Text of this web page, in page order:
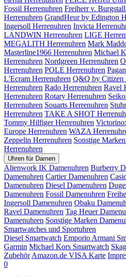
Fossil Herrenuhren Freiherr v.
Herrenuhren GrandHeur by Edington
Ingersoll Herrenuhren Invicta
LANDWIN Herrenuhren LIGE
MEGALITH Herrenuhren Mark
Masterline1966 Herrenuhren Michael
Herrenuhren Nordgreen Herrenuhren
Herrenuhren POLE Herrenuhren
L'Ecram Herrenuhren Q&Q by Citizen
Herrenuhren Rado Herrenuhren Ravel
Herrenuhren Rotary Herrenuhren
Herrenuhren Souarts Herrenuhren
Herrenuhren TAKE A SHOT
Tommy Hilfiger Herrenuhren
Europe Herrenuhren WAZA
Zeppelin Herrenuhren Sonstige
Herrenuhren
Uhren für Damen
Alienwork IK Damenuhren Burberry
Damenuhren Cartier Damenuhren
Damenuhren Diesel Damenuhren
Damenuhren Fossil Damenuhren
Ingersoll Damenuhren Obaku
Ravel Damenuhren Tag Heuer
Damenuhren Sonstige Marken
Smartwatches und Sportuhren
Diesel Smartwatch Emporio Armani
Garmin Michael Kors Smartwatch
Zubehör Amazon.de VISA Karte
0